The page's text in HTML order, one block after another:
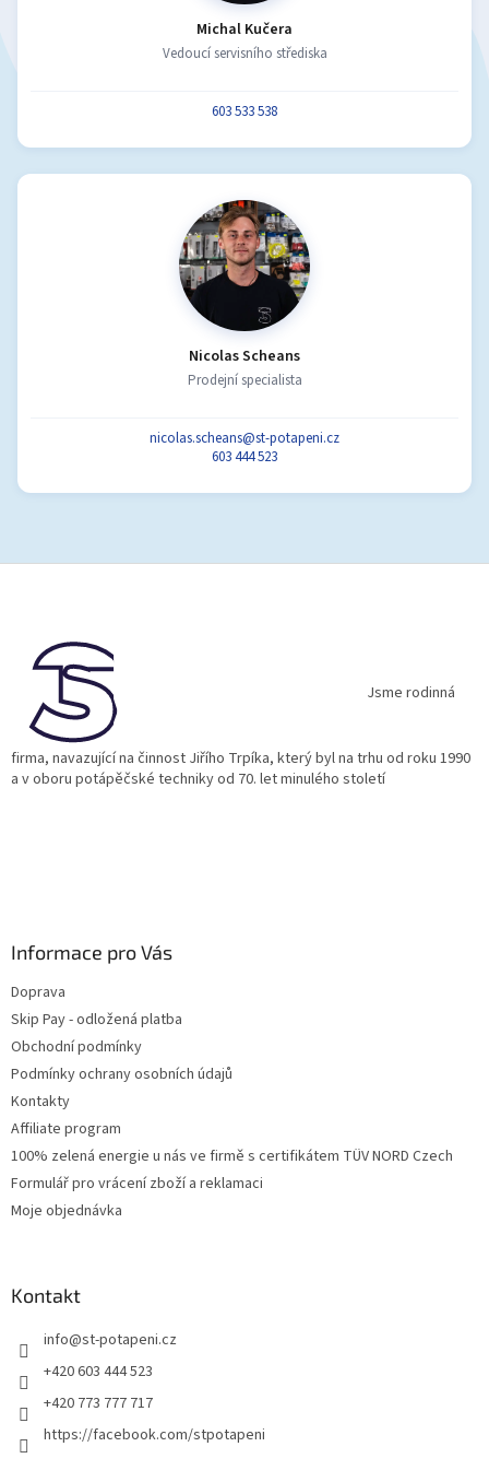
Michal Kučera
Vedoucí servisního střediska
603 533 538
Nicolas Scheans
Prodejní specialista
nicolas.scheans@st-potapeni.cz
603 444 523
Jsme rodinná
firma, navazující na činnost Jiřího Trpíka, který byl na trhu od roku 1990
a v oboru potápěčské techniky od 70. let minulého století
Informace pro Vás
Doprava
Skip Pay - odložená platba
Obchodní podmínky
Podmínky ochrany osobních údajů
Kontakty
Affiliate program
100% zelená energie u nás ve firmě s certifikátem TÜV NORD Czech
Formulář pro vrácení zboží a reklamaci
Moje objednávka
Kontakt
info@st-potapeni.cz
+420 603 444 523
+420 773 777 717
https://facebook.com/stpotapeni